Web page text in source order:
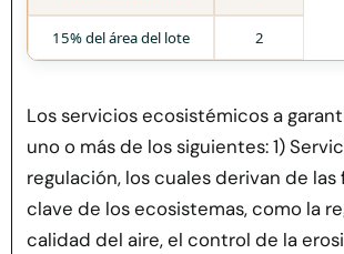
15% del área del lote 2
Los servicios ecosistémicos a
uno o más de los siguientes: 1)
regulación, los cuales derivan de
clave de los ecosistemas, como la
calidad del aire, el control de la